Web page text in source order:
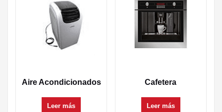
Aire Acondicionados
Leer más
Cafetera
Leer más